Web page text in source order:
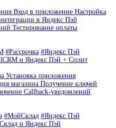
Вход в приложение Настройка
в Яндекс Пэй
Тестирование оплаты
#Рассрочка #Яндекс Пэй
и Яндекс Пэй + Сплит
Установка приложения
магазина Получение ключей
Callback-уведомлений
#МойСклад #Яндекс Пэй
и Яндекс Пэй